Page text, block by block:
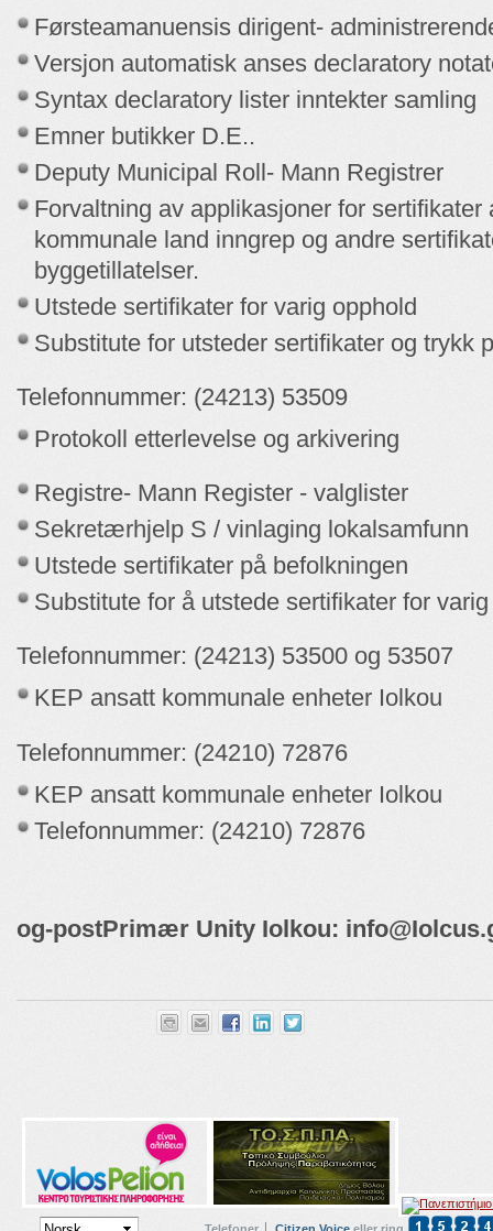
Førsteamanuensis dirigent-
Versjon automatisk anses declaratory
Syntax declaratory lister inntekter samling
Emner butikker D.E..
Deputy Municipal Roll- Mann Registrer
Forvaltning av applikasjoner for
kommunale land inngrep og andre
byggetillatelser.
Utstede sertifikater for varig opphold
Substitute for utsteder sertifikater og trykk
Telefonnummer: (24213) 53509
Protokoll etterlevelse og arkivering
Registre- Mann Register - valglister
Sekretærhjelp S / vinlaging lokalsamfunn
Utstede sertifikater på befolkningen
Substitute for å utstede sertifikater for
Telefonnummer: (24213) 53500 og 53507
KEP ansatt kommunale enheter Iolkou
Telefonnummer: (24210) 72876
KEP ansatt kommunale enheter Iolkou
Telefonnummer: (24210) 72876
og-postPrimær Unity Iolkou: info@Iolcus.